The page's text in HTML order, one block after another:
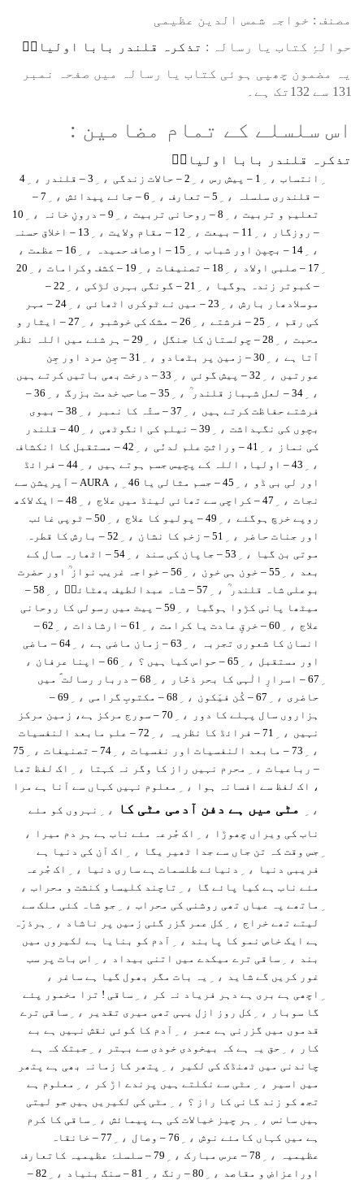
مصنف : خواجہ شمس الدین عظیمی
⁠⁠⁠حوالۂِ کتاب یا رسالہ : تذکرہ قلندر بابا اولیاءؒ
یہ مضمون چھپی ہوئی کتاب یا رسالہ میں صفحہ نمبر
131 سے 132تک ہے۔
اس سلسلے کے تمام مضامین :
تذکرہ قلندر بابا اولیاءؒ
انتساب ، ِ 1 – پیش رس ، ِ 2 – حالات زندگی ، ِ 3 – قلندر ، ِ 4
– قلندری سلسلہ
، ِ 5 – تعارف ، ِ 6 – جائے پیدائش ، ِ
7 –
تعلیم و تربیت ، ِ 8 – روحانی تربیت ، ِ 9 – درونِ خانہ ، ِ
10
– روزگار
، ِ 11 – بیعت ، ِ 12 – مقام ولایت ، ِ 13 – اخلاق حسنہ
، ِ 14 – بچپن اور شباب ، ِ 15 – اوصاف حمیدہ ، ِ 16 – عظمت
،
17 – صلبی اولاد ، ِ 18 – تصنیفات ، ِ 19 – کشف وکرامات ، ِ
20
– کبوتر زندہ ہوگیا
، ِ 21 – گونگی بہری لڑکی ، ِ
22 –
موسلادھار بارش ، ِ 23 – میں نے ٹوکری اٹھائی ، ِ
24 – مہر
کی رقم ، ِ 25 – فرشتے ، ِ 26 – مشک کی خوشبو ، ِ
27 – ایثار و
محبت ، ِ 28 – چولستان کا جنگل ، ِ
29 – ہر شئے میں اللہ نظر
آتا ہے ، ِ 30 – زمین پر بٹھادو ، ِ
31 – جِن مرد اور جِن
عورتیں ، ِ 32 – پیش گوئی ، ِ 33 – درخت بھی باتیں کرتے ہیں
، ِ 34 – لعل شہباز قلندر ؒ ، ِ 35 – صاحب خدمت بزرگ ، ِ
36 –
فرشتے حفاظت کرتے ہیں ، ِ 37 – سٹّہ کا نمبر ، ِ
38 – بیوی
بچوں کی نگہداشت ، ِ 39 – نیلم کی انگوٹھی ، ِ
40 – قلندر
کی نماز
، ِ 41 – وراثتِ علم لدنّی ، ِ 42 – مستقبل کا انکشاف
، ِ 43 – اولیاء اللہ کے پچیس جسم ہوتے ہیں ، ِ
44 – فرائڈ
اور لی بی ڈو
، ِ 45 – جسم مثالی یا AURA ، ِ
46 – آپریشن سے
نجات ، ِ 47 – کراچی سے تھائی لینڈ میں علاج ، ِ
48 – ایک لاکھ
روپے خرچ ہوگئے ، ِ 49 – پولیو کا علاج ، ِ
50 – ٹوپی غائب
اور جنات حاضر
، ِ 51 – زخم کا نشان ، ِ
52 – بارش کا قطرہ
موتی بن گیا
، ِ 53 – جاپان کی سند ، ِ
54 – اٹھارہ سال کے
بعد ، ِ 55 – خون ہی خون ، ِ
56 – خواجہ غریب نواز ؒ اور حضرت
بوعلی شاہ قلندر ؒ ، ِ 57 – شاہ عبدالطیف بھٹائیؒ ، ِ
58 –
میٹھا پانی کڑوا ہوگیا
، ِ
59 – پیٹ میں رسولی کا روحانی
علاج ، ِ 60 – خرقِ عادت یا کرامت ، ِ 61 – ارشادات ، ِ
62 –
انسان کا شعوری تجربہ
، ِ 63 – زمان ماضی ہے ، ِ
64 – ماضی
اور مستقبل ، ِ 65 – حواس کیا ہیں ؟ ، ِ 66 – اپنا عرفان
،
67 – اسرارِ الٰہی کا بحر ذخّار ، ِ
68 – دربار رسالت ؐ میں
حاضری ، ِ 67 – کُن فیَکون ، ِ 68 – مکتوبِ گرامی ، ِ
69 –
ہزاروں سال پہلے کا دور
، ِ
70 – سورج مرکز ہے، زمین مرکز
نہیں ، ِ 71 – فرائڈ کا نظریہ ، ِ 72 – علم مابعد النفسیات
، ِ 73 – مابعد النفسیات اور نفسیات ، ِ 74 – تصنیفات ، ِ
75
– رباعیات ، ِ محرم نہیں راز کا وگر نہ کہتا ، ِ
اک لفظ تھا
، اک لفظ سے افسانہ ہوا
، ِ معلوم نہیں کہاں سے آنا ہے مرا
، ِ مٹی میں ہے دفن آدمی مٹی کا ، ِ
نہروں کو مئے
ناب کی ویراں چھوڑا
، ِ اک جُرعہ مئے ناب ہے ہر دم میرا
،
جس وقت کہ تن جاں سے جدا ٹھیر یگا ، ِ
اک آن کی دنیا ہے
فریبی دنیا
، ِ دنیائے طلسمات ہے ساری دنیا ، ِ
اک جُرعہ
مئے ناب ہے کیا پائے گا
، ِ تاچند کلیساو کنشت و محراب ،
ماتھے پہ عیاں تھی روشنی کی محراب ، ِ
جو شاہ کئی ملک سے
لیتے تھے خراج ، ِ کل عمر گزر گئی زمیں پر ناشاد ، ِ
ہرذرّہ
ہے ایک خاص نمو کا پابند ، ِ
آدم کو بنایا ہے لکیروں میں
بند ، ِ ساقی ترے میکدے میں اتنی بیداد ، ِ
اس بات پر سب
غور کریں گے شاید ، ِ یہ بات مگر بھول گیا ہے ساغر
،
اچھی ہے بری ہے دہر فریاد نہ کر ، ِ
ساقی ! ترا مخمور پئے
گا سوبار
، ِ کل روز ازل یہی تھی میری تقدیر ، ِ
ساقی ترے
قدموں میں گزرنی ہے عمر
، ِ
آدم کا کوئی نقش نہیں ہے بے
کار
، ِ حق یہ ہے کہ بیخودی خودی سے بہتر ، ِ
جبتک کہ ہے
چاندنی میں ٹھنڈک کی لکیر
، ِ
پتھر کا زمانہ بھی ہے پتھر
میں اسیر
، ِ مٹی سے نکلتے ہیں پرندے اڑ کر ، ِ
معلوم ہے
تجھ کو زند گانی کا راز ؟ ، ِ
مٹی کی لکیریں ہیں جو لیتی
ہیں سانس ، ِ ہر چیز خیالات کی ہے پیمائش ، ِ
ساقی کا کرم
ہے میں کہاں کامئے نوش ، ِ 76 – وصال ، ِ
77 – خانقاہ
عظیمیہ
، ِ 78 – عرس مبارک ، ِ
79 – سلسلۂ عظیمیہ کاتعارف
اوراعزاض و مقاصد ، ِ 80 – رنگ ، ِ 81 – سنگ بنیاد ، ِ 82 –